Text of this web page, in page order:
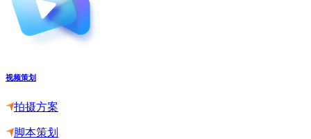
视频策划
拍摄方案
脚本策划